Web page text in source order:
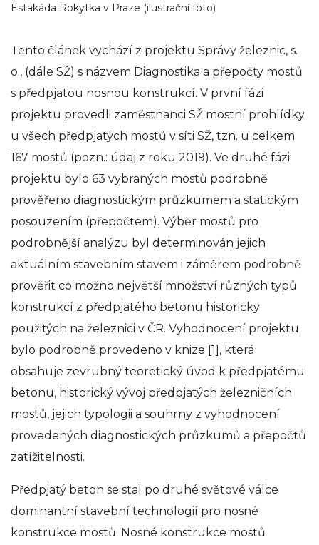
Estakáda Rokytka v Praze (ilustrační foto)
Tento článek vychází z projektu Správy železnic, s.
o., (dále SŽ) s názvem Diagnostika a přepočty mostů
s předpjatou nosnou konstrukcí. V první fázi
projektu provedli zaměstnanci SŽ mostní prohlídky
u všech předpjatých mostů v síti SŽ, tzn. u celkem
167 mostů (pozn.: údaj z roku 2019). Ve druhé fázi
projektu bylo 63 vybraných mostů podrobně
prověřeno diagnostickým průzkumem a statickým
posouzením (přepočtem). Výběr mostů pro
podrobnější analýzu byl determinován jejich
aktuálním stavebním stavem i záměrem podrobně
prověřit co možno největší množství různých typů
konstrukcí z předpjatého betonu historicky
použitých na železnici v ČR. Vyhodnocení projektu
bylo podrobně provedeno v knize [1], která
obsahuje zevrubný teoretický úvod k předpjatému
betonu, historický vývoj předpjatých železničních
mostů, jejich typologii a souhrny z vyhodnocení
provedených diagnostických průzkumů a přepočtů
zatížitelnosti.
Předpjatý beton se stal po druhé světové válce
dominantní stavební technologií pro nosné
konstrukce mostů. Nosné konstrukce mostů